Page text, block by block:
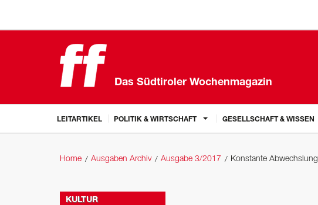
Das Südtiroler Wochenmagazin
LEITARTIKEL POLITIK & WIRTSCHAFT GESELLSCHAFT & WISSEN
Home Ausgaben Archiv Ausgabe 3/2017 Konstante Abwechslung
KULTUR